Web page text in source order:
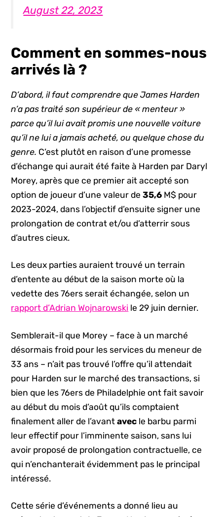
August 22, 2023
Comment en sommes-nous
arrivés là ?
D’abord, il faut comprendre que James Harden
n’a pas traité son supérieur de « menteur »
parce qu’il lui avait promis une nouvelle voiture
qu’il ne lui a jamais acheté, ou quelque chose du
genre. C’est plutôt en raison d’une promesse
d’échange qui aurait été faite à Harden par Daryl
Morey, après que ce premier ait accepté son
option de joueur d’une valeur de35,6 M$ pour
2023-2024, dans l’objectif d’ensuite signer une
prolongation de contrat et/ou d’atterrir sous
d’autres cieux.
Les deux parties auraient trouvé un terrain
d’entente au début de la saison morte où la
vedette des 76ers serait échangée, selon un
rapport d’Adrian Wojnarowski le 29 juin dernier.
Semblerait-il que Morey – face à un marché
désormais froid pour les services du meneur de
33 ans – n’ait pas trouvé l’offre qu’il attendait
pour Harden sur le marché des transactions, si
bien que les 76ers de Philadelphie ont fait savoir
au début du mois d’août qu’ils comptaient
finalement aller de l’avantavec le barbu parmi
leur effectif pour l’imminente saison, sans lui
avoir proposé de prolongation contractuelle, ce
qui n’enchanterait évidemment pas le principal
intéressé.
Cette série d’événements a donné lieu au